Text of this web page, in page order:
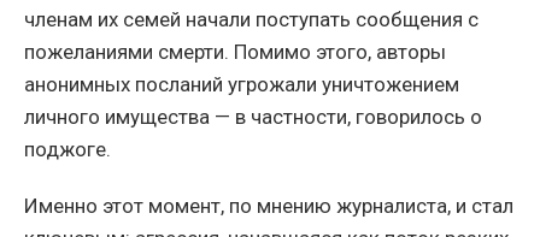
членам их семей начали поступать сообщения с
пожеланиями смерти. Помимо этого, авторы
анонимных посланий угрожали уничтожением
личного имущества — в частности, говорилось о
поджоге.
Именно этот момент, по мнению журналиста, и стал